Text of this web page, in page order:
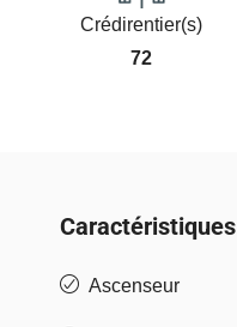
Crédirentier(s)
72
Caractéristiques
Ascenseur